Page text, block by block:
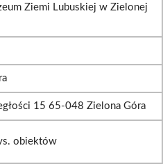
Ziemi Lubuskiej w Zielonej
15 65-048 Zielona Góra
obiektów